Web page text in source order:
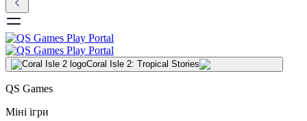
Coral Isle 2: Tropical Stories
QS Games
Міні ігри